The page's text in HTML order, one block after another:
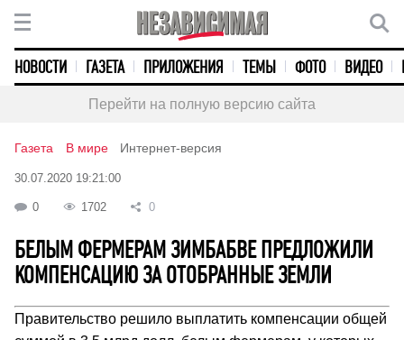
НОВОСТИ ГАЗЕТА ПРИЛОЖЕНИЯ ТЕМЫ ФОТО ВИДЕО
Перейти на полную версию сайта
Газета В мире Интернет-версия
30.07.2020 19:21:00
0 1702 0
БЕЛЫМ ФЕРМЕРАМ ЗИМБАБВЕ ПРЕДЛОЖИЛИ
КОМПЕНСАЦИЮ ЗА ОТОБРАННЫЕ ЗЕМЛИ
Правительство решило выплатить компенсации общей